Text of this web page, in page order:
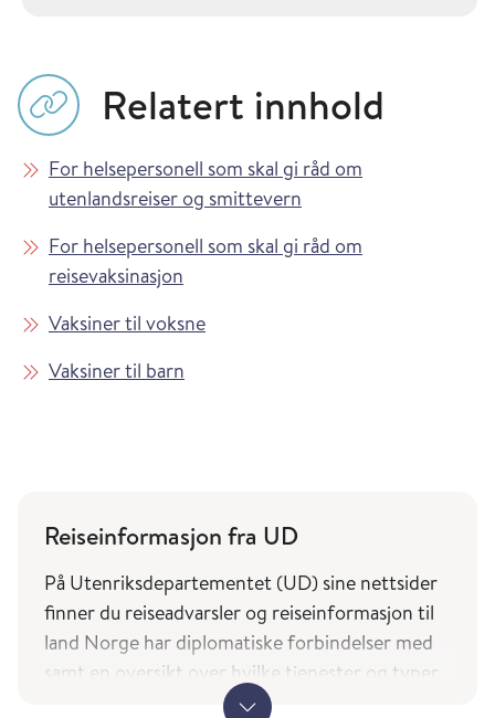
Relatert innhold
For helsepersonell som skal gi råd om
utenlandsreiser og smittevern
For helsepersonell som skal gi råd om
reisevaksinasjon
Vaksiner til voksne
Vaksiner til barn
Reiseinformasjon fra UD
På Utenriksdepartementet (UD) sine nettsider
finner du reiseadvarsler og reiseinformasjon til
land Norge har diplomatiske forbindelser med
samt en oversikt over hvilke tjenester og typer
bistand norske borgere på reise kan forvente av